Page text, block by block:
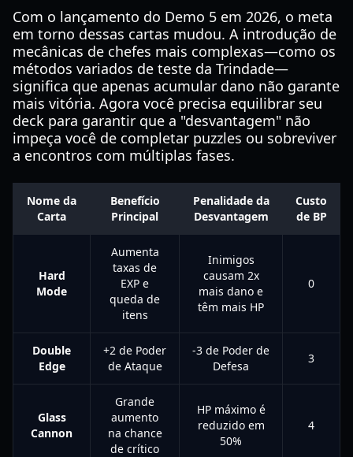
Com o lançamento do Demo 5 em 2026, o meta
em torno dessas cartas mudou. A introdução de
mecânicas de chefes mais complexas—como os
métodos variados de teste da Trindade—
significa que apenas acumular dano não garante
mais vitória. Agora você precisa equilibrar seu
deck para garantir que a "desvantagem" não
impeça você de completar puzzles ou sobreviver
a encontros com múltiplas fases.
Nome da
Carta
Benefício
Principal
Penalidade da
Desvantagem
Custo
de BP
Hard
Mode
Aumenta
taxas de
EXP e
queda de
itens
Inimigos
causam 2x
mais dano e
têm mais HP
0
Double
Edge
+2 de Poder
de Ataque
-3 de Poder de
Defesa
3
Glass
Cannon
Grande
aumento
na chance
de crítico
HP máximo é
reduzido em
50%
4